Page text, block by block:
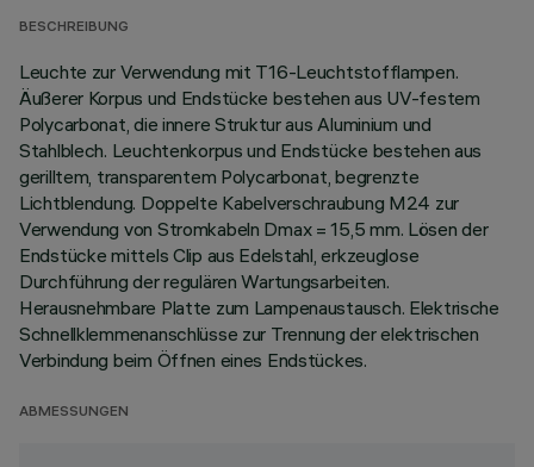
BESCHREIBUNG
Leuchte zur Verwendung mit T16-Leuchtstofflampen.
Äußerer Korpus und Endstücke bestehen aus UV-festem
Polycarbonat, die innere Struktur aus Aluminium und
Stahlblech. Leuchtenkorpus und Endstücke bestehen aus
gerilltem, transparentem Polycarbonat, begrenzte
Lichtblendung. Doppelte Kabelverschraubung M24 zur
Verwendung von Stromkabeln Dmax = 15,5 mm. Lösen der
Endstücke mittels Clip aus Edelstahl, erkzeuglose
Durchführung der regulären Wartungsarbeiten.
Herausnehmbare Platte zum Lampenaustausch. Elektrische
Schnellklemmenanschlüsse zur Trennung der elektrischen
Verbindung beim Öffnen eines Endstückes.
ABMESSUNGEN